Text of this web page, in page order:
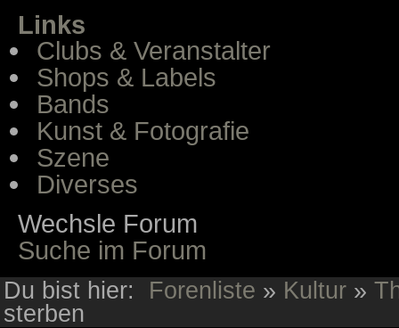
Links
Clubs & Veranstalter
Shops & Labels
Bands
Kunst & Fotografie
Szene
Diverses
Wechsle Forum
Suche im Forum
Du bist hier: Forenliste » Kultur »
sterben